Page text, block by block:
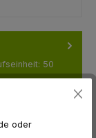
50
oder